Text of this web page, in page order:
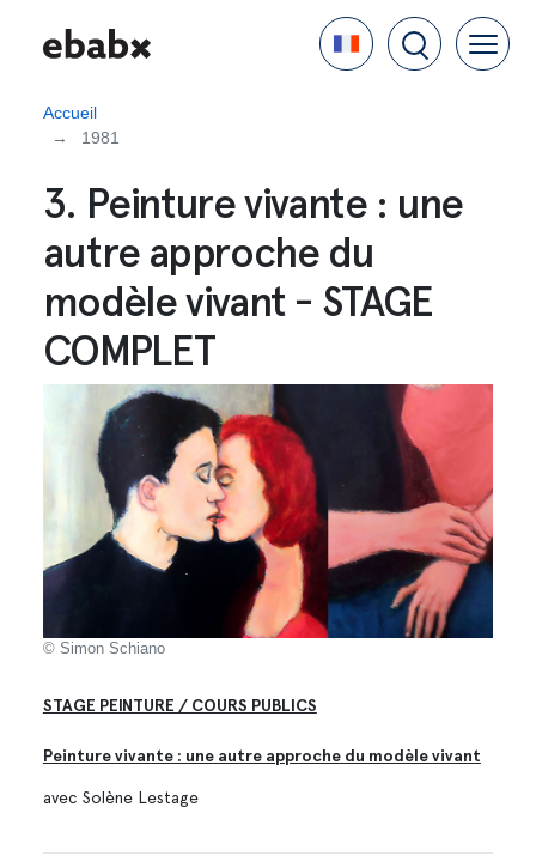
contenu
Language
Accueil
1981
3. Peinture vivante : une
autre approche du
modèle vivant - STAGE
COMPLET
© Simon Schiano
STAGE PEINTURE / COURS PUBLICS
Peinture vivante : une autre approche du modèle vivant
avec Solène Lestage